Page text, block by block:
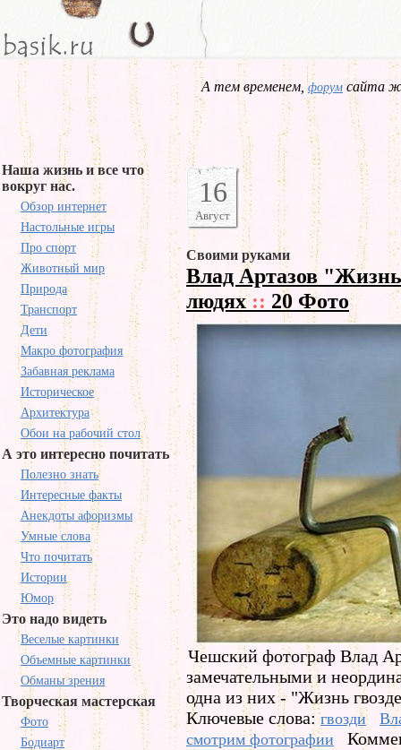
А тем временем,форум сайта
Наша жизнь и все что
вокруг нас.
Обзор интернет
Настольные игры
Про спорт
Животный мир
Природа
Транспорт
Дети
Макро фотография
Забавная реклама
Историческое
Архитектура
Обои на рабочий стол
А это интересно почитать
Полезно знать
Интересные факты
Анекдоты афоризмы
Умные слова
Что почитать
Истории
Юмор
Это надо видеть
Веселые картинки
Объемные картинки
Обманы зрения
Творческая мастерская
Фото
Бодиарт
16
Август
Своими руками
Влад Артазов
людях:: 20 Фото
Чешский фотограф Влад
замечательными и
одна из них - "Жизнь
Ключевые слова:гвозди
смотрим фотографии